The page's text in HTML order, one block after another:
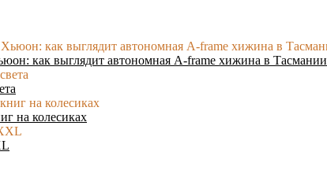
как выглядит автономная A-frame хижина в Тасмании
на колесиках